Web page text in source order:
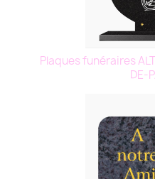
Plaques funéraires
DE-